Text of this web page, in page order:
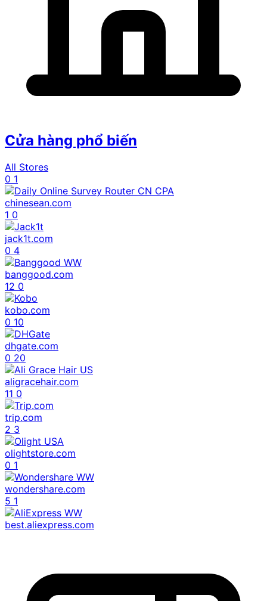
Cửa hàng phổ biến
All Stores
0 1
chinesean.com
1 0
jack1t.com
0 4
banggood.com
12 0
kobo.com
0 10
dhgate.com
0 20
aligracehair.com
11 0
trip.com
2 3
olightstore.com
0 1
wondershare.com
5 1
best.aliexpress.com